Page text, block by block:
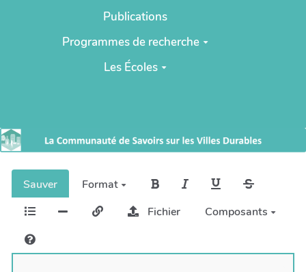
Publications
Programmes de recherche
Les Écoles
Sauver
Format
Fichier
Composants